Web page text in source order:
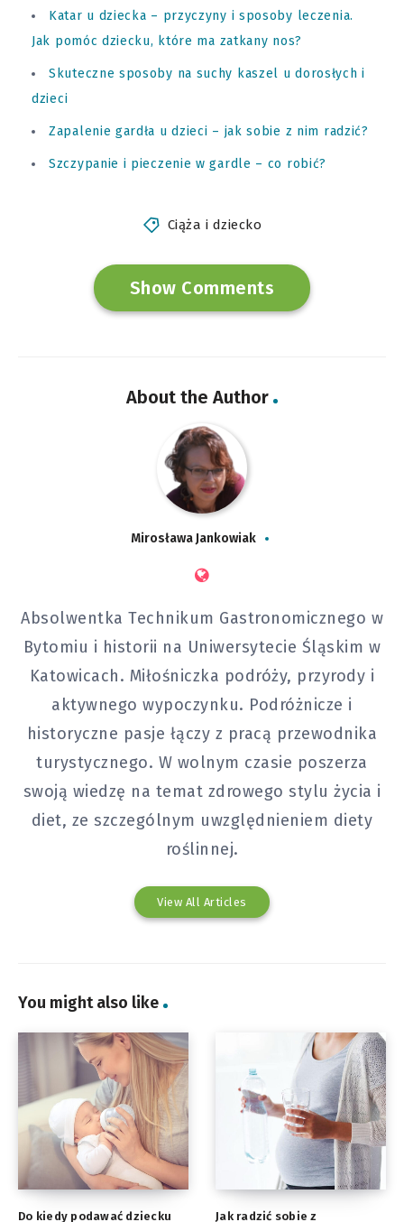
Katar u dziecka – przyczyny i sposoby leczenia.
Jak pomóc dziecku, które ma zatkany nos?
Skuteczne sposoby na suchy kaszel u dorosłych i
dzieci
Zapalenie gardła u dzieci – jak sobie z nim radzić?
Szczypanie i pieczenie w gardle – co robić?
Ciąża i dziecko
Show Comments
About the Author
Mirosława Jankowiak
Absolwentka Technikum Gastronomicznego w
Bytomiu i historii na Uniwersytecie Śląskim w
Katowicach. Miłośniczka podróży, przyrody i
aktywnego wypoczynku. Podróżnicze i
historyczne pasje łączy z pracą przewodnika
turystycznego. W wolnym czasie poszerza
swoją wiedzę na temat zdrowego stylu życia i
diet, ze szczególnym uwzględnieniem diety
roślinnej.
View All Articles
You might also like
Do kiedy podawać dziecku Jak radzić sobie z